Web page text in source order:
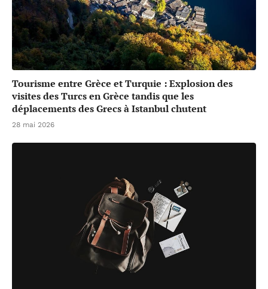
Tourisme entre Grèce et Turquie : Explosion des
visites des Turcs en Grèce tandis que les
déplacements des Grecs à Istanbul chutent
28 mai 2026